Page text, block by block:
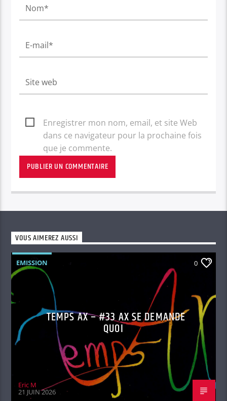
Enregistrer mon nom, email, et site Web
dans ce navigateur pour la prochaine fois
que je commente.
VOUS AIMEREZ AUSSI
EMISSION 0
TEMPS AX – #33 AX SE DEMANDE
QUOI
Eric M
21 JUIN 2026